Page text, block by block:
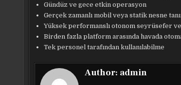
Gündüz ve gece etkin operasyon
Gerçek zamanlı mobil veya statik nesne
Yüksek performanslı otonom seyrüsefer
Birden fazla platform arasında havada
Tek personel tarafından kullanılabilme
Author: admin